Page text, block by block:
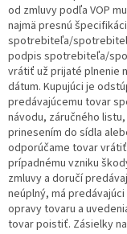
od zmluvy podľa VOP
najmä presnú
spotrebiteľa/
podpis spotrebiteľa/
vrátiť už prijaté plnenie
dátum. Kupujúci je
predávajúcemu tovar
návodu, záručného
prinesením do sídla
odporúčame tovar
prípadnému vzniku
zmluvy a doručí
neúplný, má
opravy tovaru a
tovar poistiť. Zásielky